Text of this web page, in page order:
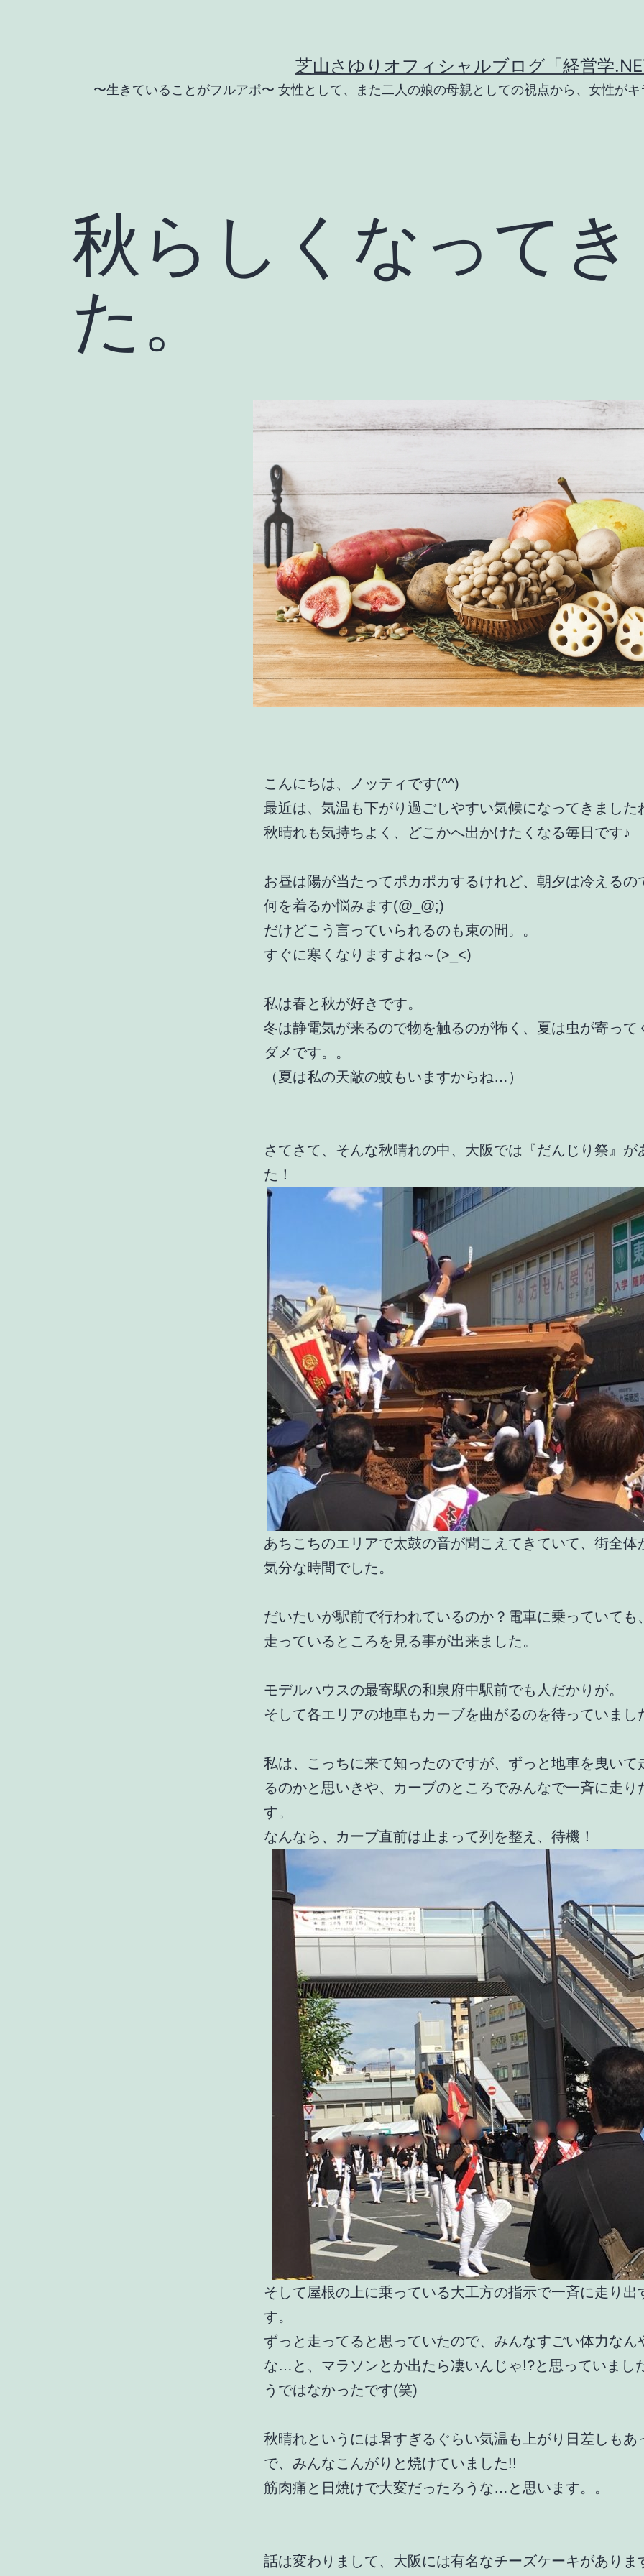
芝山さゆりオフィシャルブログ「経営学
〜生きていることがフルアポ〜 女性として、また二人の娘の母親としての視点から、女性が
秋らしくなって
た。
こんにちは、ノッティです(^^)
最近は、気温も下がり過ごしやすい気候になってきました
秋晴れも気持ちよく、どこかへ出かけたくなる毎日です♪
お昼は陽が当たってポカポカするけれど、朝夕は冷えるの
何を着るか悩みます(@_@;)
だけどこう言っていられるのも束の間。。
すぐに寒くなりますよね～(>_<)
私は春と秋が好きです。
冬は静電気が来るので物を触るのが怖く、夏は虫が寄って
ダメです。。
（夏は私の天敵の蚊もいますからね…）
さてさて、そんな秋晴れの中、大阪では『だんじり祭』が
た！
あちこちのエリアで太鼓の音が聞こえてきていて、街全体
気分な時間でした。
だいたいが駅前で行われているのか？電車に乗っていても
走っているところを見る事が出来ました。
モデルハウスの最寄駅の和泉府中駅前でも人だかりが。
そして各エリアの地車もカーブを曲がるのを待っていまし
私は、こっちに来て知ったのですが、ずっと地車を曳いて
るのかと思いきや、カーブのところでみんなで一斉に走り
す。
なんなら、カーブ直前は止まって列を整え、待機！
そして屋根の上に乗っている大工方の指示で一斉に走り出
す。
ずっと走ってると思っていたので、みんなすごい体力なん
な…と、マラソンとか出たら凄いんじゃ!?と思っていまし
うではなかったです(笑)
秋晴れというには暑すぎるぐらい気温も上がり日差しもあ
で、みんなこんがりと焼けていました!!
筋肉痛と日焼けで大変だったろうな…と思います。。
話は変わりまして、大阪には有名なチーズケーキがありま